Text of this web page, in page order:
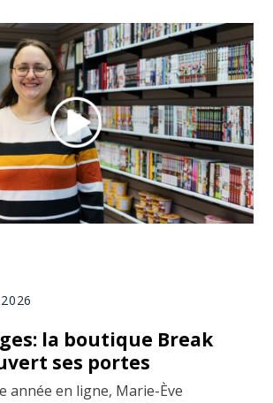
la boutique Break
ses portes
année en ligne, Marie-Ève